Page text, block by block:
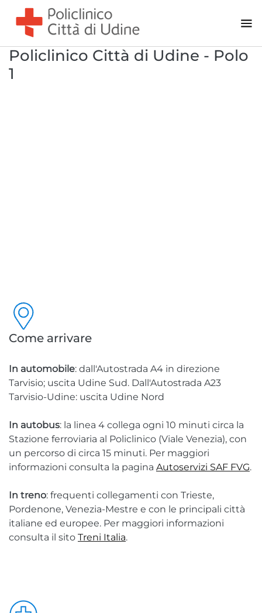
Policlinico Città di Udine - Polo
1
Come arrivare
In automobile: dall'Autostrada A4 in direzione
Tarvisio; uscita Udine Sud. Dall'Autostrada A23
Tarvisio-Udine: uscita Udine Nord
In autobus: la linea 4 collega ogni 10 minuti circa la
Stazione ferroviaria al Policlinico (Viale Venezia), con
un percorso di circa 15 minuti. Per maggiori
informazioni consulta la pagina Autoservizi SAF FVG.
In treno: frequenti collegamenti con Trieste,
Pordenone, Venezia-Mestre e con le principali città
italiane ed europee. Per maggiori informazioni
consulta il sito Treni Italia.